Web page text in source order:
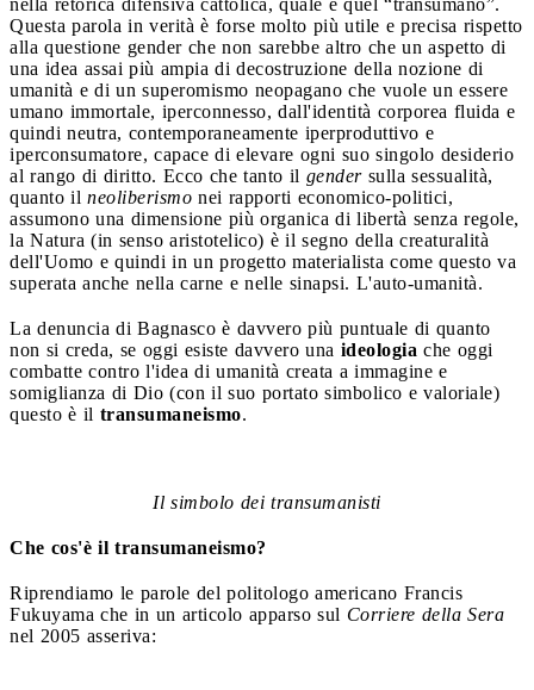
Questa parola in verità è forse molto più utile e precisa rispetto
alla questione gender che non sarebbe altro che un aspetto di
una idea assai più ampia di decostruzione della nozione di
umanità e di un superomismo neopagano che vuole un essere
umano immortale, iperconnesso, dall'identità corporea fluida e
quindi neutra, contemporaneamente iperproduttivo e
iperconsumatore, capace di elevare ogni suo singolo desiderio
al rango di diritto. Ecco che tanto il gender sulla sessualità,
quanto il neoliberismo nei rapporti economico-politici,
assumono una dimensione più organica di libertà senza regole,
la Natura (in senso aristotelico) è il segno della creaturalità
dell'Uomo e quindi in un progetto materialista come questo va
superata anche nella carne e nelle sinapsi. L'auto-umanità.
La denuncia di Bagnasco è davvero più puntuale di quanto
non si creda, se oggi esiste davvero una ideologia che oggi
combatte contro l'idea di umanità creata a immagine e
somiglianza di Dio (con il suo portato simbolico e valoriale)
questo è il transumaneismo.
Il simbolo dei transumanisti
Che cos'è il transumaneismo?
Riprendiamo le parole del politologo americano Francis
Fukuyama che in un articolo apparso sul Corriere della Sera
nel 2005 asseriva: